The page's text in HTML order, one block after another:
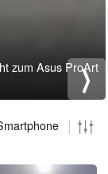
zum Asus ProArt
⟩